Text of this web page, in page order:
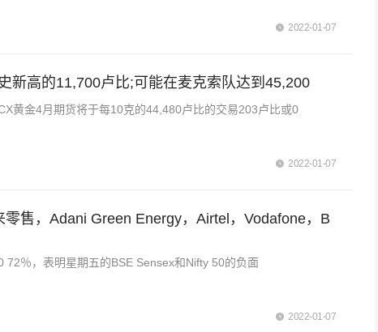
2022-01-07
新高的11,700卢比;可能在麦克索队达到45,200
黄金4月期货将于每10克的44,480卢比的交易203卢比或0
2022-01-07
售，Adani Green Energy，Airtel，Vodafone，B
％，表明星期五的BSE Sensex和Nifty 50的负面
2022-01-07